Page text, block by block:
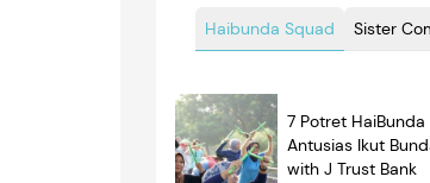
Haibunda Squad Sister
7 Potret HaiBunda
Antusias Ikut
with J Trust Bank